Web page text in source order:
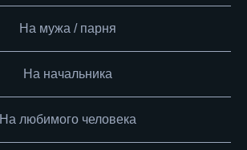
На мужа / парня
На начальника
На любимого человека